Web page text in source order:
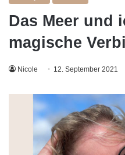
Das Meer und
magische
Nicole 12. September 2021